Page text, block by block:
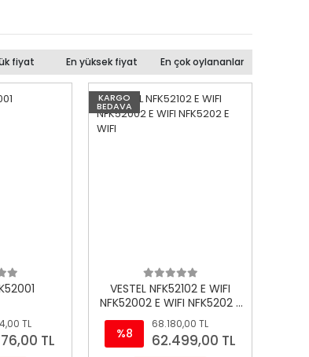
fiyat En yüksek fiyat En çok oylananlar
TL
TL
KARGO
BEDAVA
VESTEL NFK52102 E WIFI
NFK52002 E WIFI NFK5202 E
WIFI
%8
68.180,00 TL
62.499,00 TL